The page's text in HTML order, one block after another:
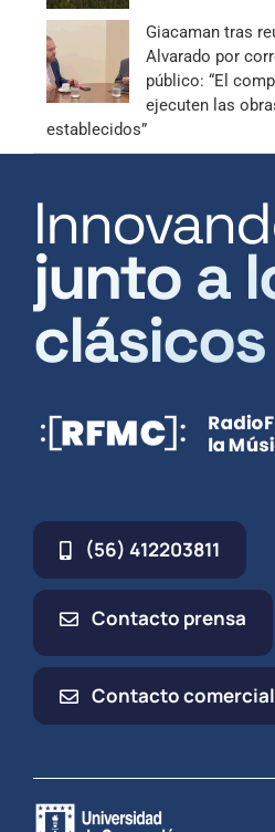
Giacaman tras
Alvarado por
público: “El
ejecuten las
establecidos”
junto a
clásicos
(56) 412203811
Contacto prensa
Contacto comercial